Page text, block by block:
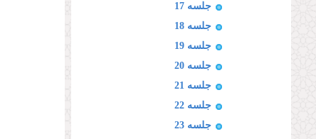
جلسه 17
جلسه 18
جلسه 19
جلسه 20
جلسه 21
جلسه 22
جلسه 23